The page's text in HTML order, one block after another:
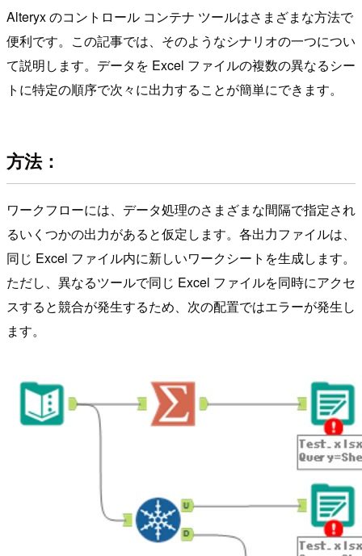
Alteryx のコントロール コンテナ ツールはさまざまな方法で
便利です。この記事では、そのようなシナリオの一つについ
て説明します。データを Excel ファイルの複数の異なるシー
トに特定の順序で次々に出力することが簡単にできます。
方法：
ワークフローには、データ処理のさまざまな間隔で指定され
るいくつかの出力があると仮定します。各出力ファイルは、
同じ Excel ファイル内に新しいワークシートを生成します。
ただし、異なるツールで同じ Excel ファイルを同時にアクセ
スすると競合が発生するため、次の配置ではエラーが発生し
ます。